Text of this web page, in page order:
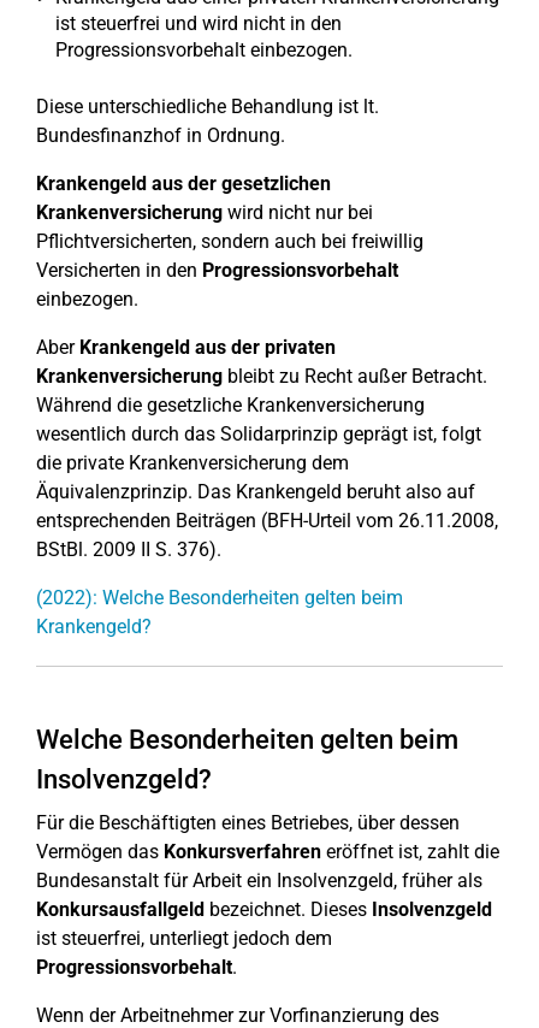
ist steuerfrei und wird nicht in den
Progressionsvorbehalt einbezogen.
Diese unterschiedliche Behandlung ist lt.
Bundesfinanzhof in Ordnung.
Krankengeld aus der gesetzlichen
Krankenversicherung wird nicht nur bei
Pflichtversicherten, sondern auch bei freiwillig
Versicherten in den Progressionsvorbehalt
einbezogen.
Aber Krankengeld aus der privaten
Krankenversicherung bleibt zu Recht außer Betracht.
Während die gesetzliche Krankenversicherung
wesentlich durch das Solidarprinzip geprägt ist, folgt
die private Krankenversicherung dem
Äquivalenzprinzip. Das Krankengeld beruht also auf
entsprechenden Beiträgen (BFH-Urteil vom 26.11.2008,
BStBl. 2009 II S. 376).
(2022): Welche Besonderheiten gelten beim
Krankengeld?
Welche Besonderheiten gelten beim
Insolvenzgeld?
Für die Beschäftigten eines Betriebes, über dessen
Vermögen das Konkursverfahren eröffnet ist, zahlt die
Bundesanstalt für Arbeit ein Insolvenzgeld, früher als
Konkursausfallgeld bezeichnet. Dieses Insolvenzgeld
ist steuerfrei, unterliegt jedoch dem
Progressionsvorbehalt.
Wenn der Arbeitnehmer zur Vorfinanzierung des